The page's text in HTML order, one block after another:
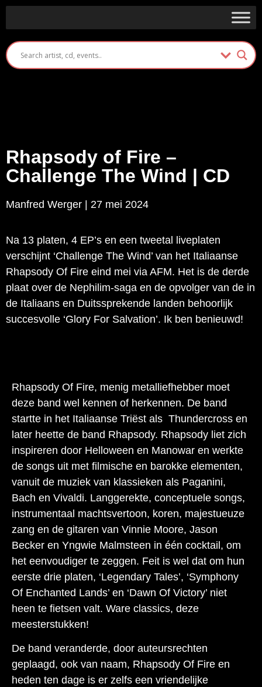
Rhapsody of Fire –
Challenge The Wind | CD
Manfred Werger | 27 mei 2024
Na 13 platen, 4 EP’s en een tweetal liveplaten
verschijnt ‘Challenge The Wind’ van het Italiaanse
Rhapsody Of Fire eind mei via AFM. Het is de derde
plaat over de Nephilim-saga en de opvolger van de in
de Italiaans en Duitssprekende landen behoorlijk
succesvolle ‘Glory For Salvation’. Ik ben benieuwd!
Rhapsody Of Fire, menig metalliefhebber moet
deze band wel kennen of herkennen. De band
startte in het Italiaanse Triëst als Thundercross en
later heette de band Rhapsody. Rhapsody liet zich
inspireren door Helloween en Manowar en werkte
de songs uit met filmische en barokke elementen,
vanuit de muziek van klassieken als Paganini,
Bach en Vivaldi. Langgerekte, conceptuele songs,
instrumentaal machtsvertoon, koren, majestueuze
zang en de gitaren van Vinnie Moore, Jason
Becker en Yngwie Malmsteen in één cocktail, om
het eenvoudiger te zeggen. Feit is wel dat om hun
eerste drie platen, ‘Legendary Tales’, ‘Symphony
Of Enchanted Lands’ en ‘Dawn Of Victory’ niet
heen te fietsen valt. Ware classics, deze
meesterstukken!
De band veranderde, door auteursrechten
geplaagd, ook van naam, Rhapsody Of Fire en
heden ten dage is er zelfs een vriendelijke